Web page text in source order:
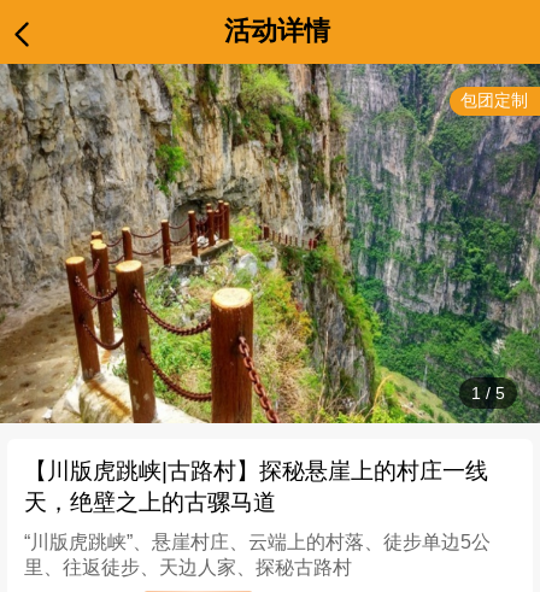
活动详情
1/ 5
【川版虎跳峡|古路村】探秘悬崖上的村庄一线
天，绝壁之上的古骡马道
“川版虎跳峡”、悬崖村庄、云端上的村落、徒步单边5公
里、往返徒步、天边人家、探秘古路村
包团定制